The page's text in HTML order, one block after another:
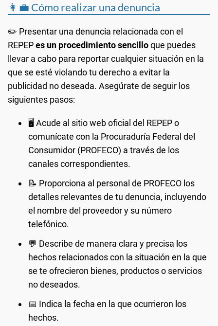
👩‍💼 Cómo realizar una denuncia
✏️ Presentar una denuncia relacionada con el
REPEPes un procedimiento sencilloque puedes
llevar a cabo para reportar cualquier situación en la
que se esté violando tu derecho a evitar la
publicidad no deseada. Asegúrate de seguir los
siguientes pasos:
🖥️ Acude al sitio web oficial del REPEP o
comunícate con la Procuraduría Federal del
Consumidor (PROFECO) a través de los
canales correspondientes.
📝 Proporciona al personal de PROFECO los
detalles relevantes de tu denuncia, incluyendo
el nombre del proveedor y su número
telefónico.
💬 Describe de manera clara y precisa los
hechos relacionados con la situación en la que
se te ofrecieron bienes, productos o servicios
no deseados.
📅 Indica la fecha en la que ocurrieron los
hechos.